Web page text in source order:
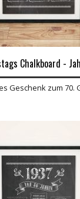
Chalkboard -
Geschenk zum 70.